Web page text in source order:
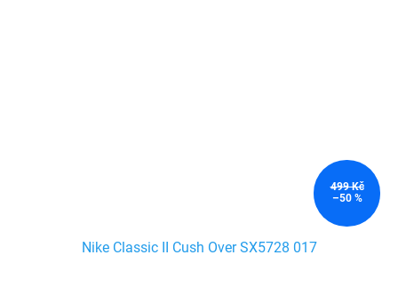
499 Kč
–50 %
Nike Classic II Cush Over SX5728 017